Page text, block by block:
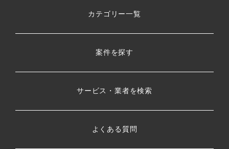
カテゴリー一覧
案件を探す
サービス・業者を検索
よくある質問